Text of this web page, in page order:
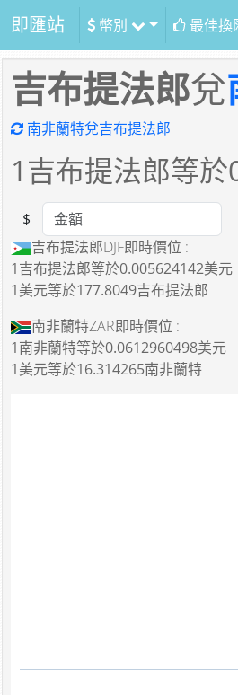
即匯站 幣別 最佳換
吉布提法郎兌
南非蘭特兌吉布提法郎
1吉布提法郎等於
Amount
$
吉布提法郎DJF即時價位 :
1吉布提法郎等於0.005624142美元
1美元等於177.8049吉布提法郎
南非蘭特ZAR即時價位 :
1南非蘭特等於0.0612960498美元
1美元等於16.314265南非蘭特